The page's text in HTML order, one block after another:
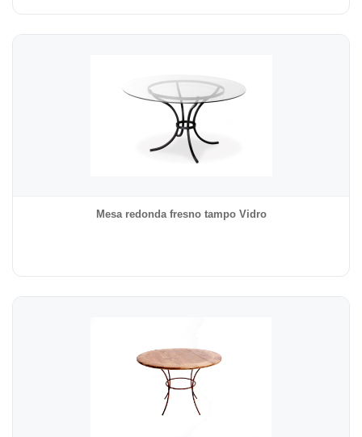
Mesa redonda fresno tampo Vidro